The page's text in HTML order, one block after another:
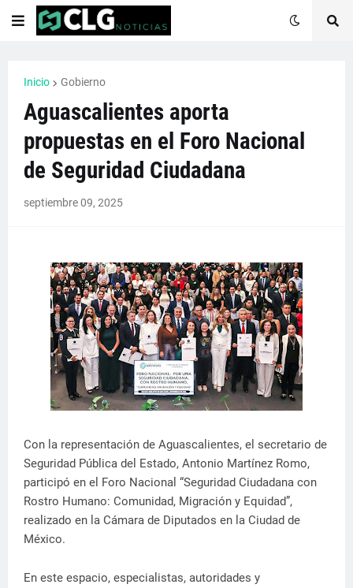
Inicio Gobierno
Aguascalientes aporta
propuestas en el Foro Nacional
de Seguridad Ciudadana
septiembre 09, 2025
Con la representación de Aguascalientes, el secretario de
Seguridad Pública del Estado, Antonio Martínez Romo,
participó en el Foro Nacional “Seguridad Ciudadana con
Rostro Humano: Comunidad, Migración y Equidad”,
realizado en la Cámara de Diputados en la Ciudad de
México.
En este espacio, especialistas, autoridades y